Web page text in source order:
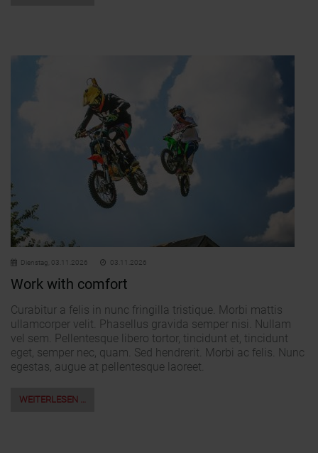
Dienstag, 03.11.2026 03.11.2026
Work with comfort
Curabitur a felis in nunc fringilla tristique. Morbi mattis
ullamcorper velit. Phasellus gravida semper nisi. Nullam
vel sem. Pellentesque libero tortor, tincidunt et, tincidunt
eget, semper nec, quam. Sed hendrerit. Morbi ac felis. Nunc
egestas, augue at pellentesque laoreet.
WEITERLESEN …